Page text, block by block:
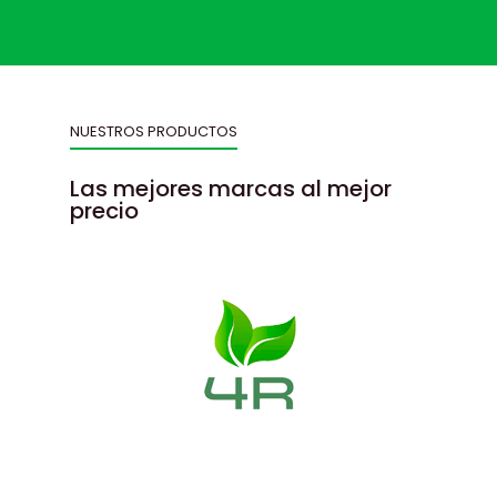
NUESTROS PRODUCTOS
Las mejores marcas al mejor
precio